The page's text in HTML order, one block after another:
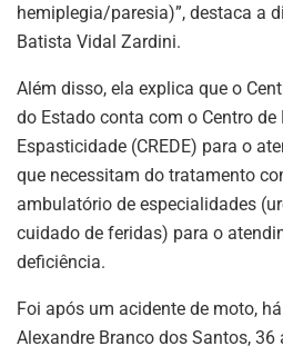
hemiplegia/paresia)”, destaca a
Batista Vidal Zardini.
Além disso, ela explica que o
do Estado conta com o Centro
Espasticidade (CREDE) para o
que necessitam do tratamento
ambulatório de especialidades
cuidado de feridas) para o
deficiência.
Foi após um acidente de moto,
Alexandre Branco dos Santos, 36